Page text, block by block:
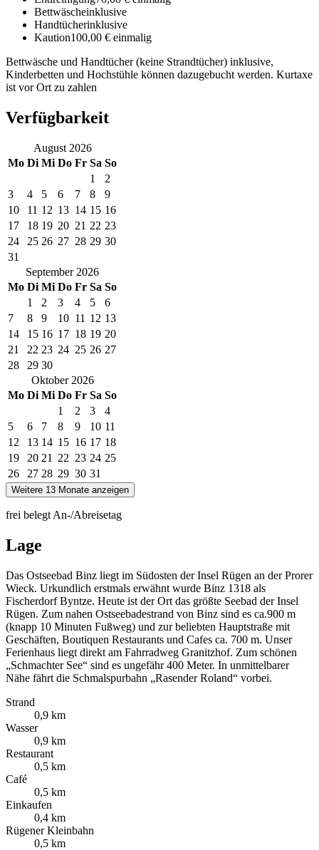
Bettwäscheinklusive
Handtücherinklusive
Kaution100,00 € einmalig
Bettwäsche und Handtücher (keine Strandtücher) inklusive,
Kinderbetten und Hochstühle können dazugebucht werden. Kurtaxe
ist vor Ort zu zahlen
Verfügbarkeit
August 2026
Mo Di Mi Do Fr Sa So
1
2
3
4 5 6 7 8
9
10
11 12 13 14 15 16
17
18 19 20 21 22 23
24
25 26 27 28 29 30
31
September 2026
Mo Di Mi Do Fr Sa So
1
2 3 4 5
6
7
8 9 10 11 12 13
14
15 16 17 18 19 20
21
22 23 24 25 26 27
28
29 30
Oktober 2026
Mo Di Mi Do Fr Sa So
1
2 3
4
5
6 7 8 9 10 11
12
13 14 15 16 17 18
19
20 21 22 23 24 25
26
27 28 29 30 31
Weitere 13 Monate anzeigen
frei belegt An-/Abreisetag
Lage
Das Ostseebad Binz liegt im Südosten der Insel Rügen an der Prorer
Wieck. Urkundlich erstmals erwähnt wurde Binz 1318 als
Fischerdorf Byntze. Heute ist der Ort das größte Seebad der Insel
Rügen. Zum nahen Ostseebadestrand von Binz sind es ca.900 m
(knapp 10 Minuten Fußweg) und zur beliebten Hauptstraße mit
Geschäften, Boutiquen Restaurants und Cafes ca. 700 m. Unser
Ferienhaus liegt direkt am Fahrradweg Granitzhof. Zum schönen
„Schmachter See“ sind es ungefähr 400 Meter. In unmittelbarer
Nähe fährt die Schmalspurbahn „Rasender Roland“ vorbei.
Strand
0,9 km
Wasser
0,9 km
Restaurant
0,5 km
Café
0,5 km
Einkaufen
0,4 km
Rügener Kleinbahn
0,5 km